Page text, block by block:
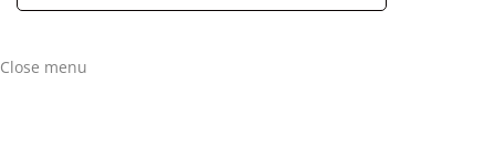
Close menu